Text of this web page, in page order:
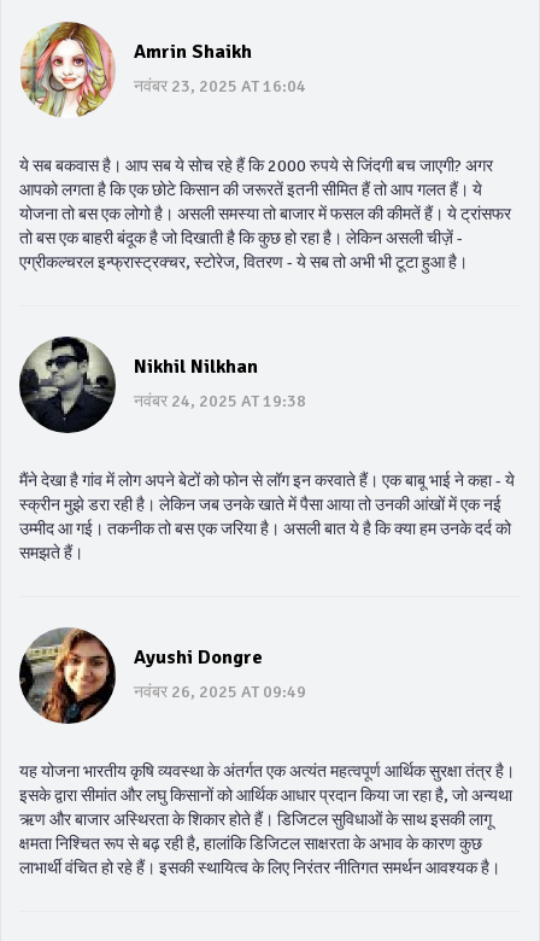
Amrin Shaikh
नवंबर 23, 2025 AT 16:04
ये सब बकवास है। आप सब ये सोच रहे हैं कि 2000 रुपये से जिंदगी बच जाएगी? अगर
आपको लगता है कि एक छोटे किसान की जरूरतें इतनी सीमित हैं तो आप गलत हैं। ये
योजना तो बस एक लोगो है। असली समस्या तो बाजार में फसल की कीमतें हैं। ये ट्रांसफर
तो बस एक बाहरी बंदूक है जो दिखाती है कि कुछ हो रहा है। लेकिन असली चीज़ें -
एग्रीकल्चरल इन्फ्रास्ट्रक्चर, स्टोरेज, वितरण - ये सब तो अभी भी टूटा हुआ है।
Nikhil Nilkhan
नवंबर 24, 2025 AT 19:38
मैंने देखा है गांव में लोग अपने बेटों को फोन से लॉग इन करवाते हैं। एक बाबू भाई ने कहा - ये
स्क्रीन मुझे डरा रही है। लेकिन जब उनके खाते में पैसा आया तो उनकी आंखों में एक नई
उम्मीद आ गई। तकनीक तो बस एक जरिया है। असली बात ये है कि क्या हम उनके दर्द को
समझते हैं।
Ayushi Dongre
नवंबर 26, 2025 AT 09:49
यह योजना भारतीय कृषि व्यवस्था के अंतर्गत एक अत्यंत महत्वपूर्ण आर्थिक सुरक्षा तंत्र है।
इसके द्वारा सीमांत और लघु किसानों को आर्थिक आधार प्रदान किया जा रहा है, जो अन्यथा
ऋण और बाजार अस्थिरता के शिकार होते हैं। डिजिटल सुविधाओं के साथ इसकी लागू
क्षमता निश्चित रूप से बढ़ रही है, हालांकि डिजिटल साक्षरता के अभाव के कारण कुछ
लाभार्थी वंचित हो रहे हैं। इसकी स्थायित्व के लिए निरंतर नीतिगत समर्थन आवश्यक है।